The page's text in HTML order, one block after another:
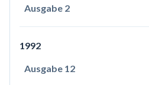
Ausgabe 2
1992
Ausgabe 12